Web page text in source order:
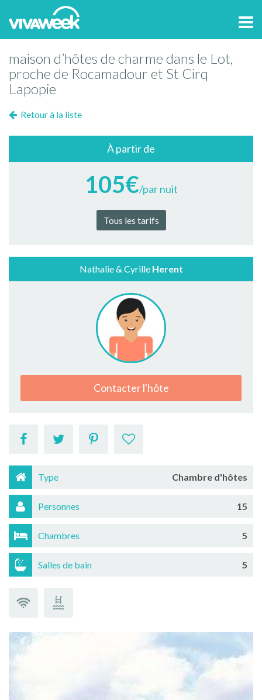
maison d’hôtes de charme dans le Lot,
proche de Rocamadour et St Cirq
Lapopie
Retour à la liste
À partir de
105€/par nuit
Tous les tarifs
Nathalie & Cyrille Herent
Contacter l'hôte
Type Chambre d'hôtes
Personnes 15
Chambres 5
Salles de bain 5